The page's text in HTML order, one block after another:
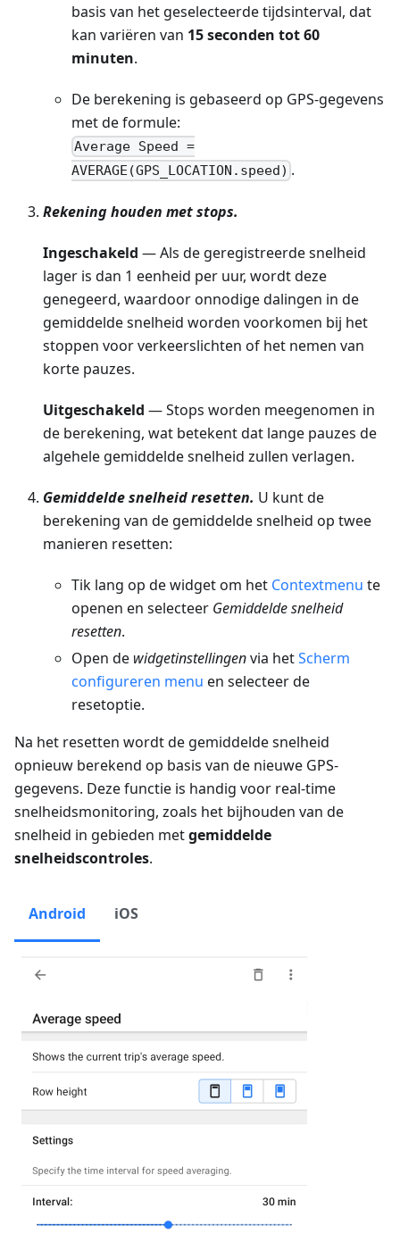
basis van het geselecteerde tijdsinterval, dat
kan variëren van 15 seconden tot 60
minuten.
De berekening is gebaseerd op GPS-gegevens
met de formule:
Average Speed =
AVERAGE(GPS_LOCATION.speed) .
Rekening houden met stops.
Ingeschakeld — Als de geregistreerde snelheid
lager is dan 1 eenheid per uur, wordt deze
genegeerd, waardoor onnodige dalingen in de
gemiddelde snelheid worden voorkomen bij het
stoppen voor verkeerslichten of het nemen van
korte pauzes.
Uitgeschakeld — Stops worden meegenomen in
de berekening, wat betekent dat lange pauzes de
algehele gemiddelde snelheid zullen verlagen.
Gemiddelde snelheid resetten. U kunt de
berekening van de gemiddelde snelheid op twee
manieren resetten:
Tik lang op de widget om het Contextmenu te
openen en selecteer Gemiddelde snelheid
resetten.
Open de widgetinstellingenvia hetScherm
configureren menu en selecteer de
resetoptie.
Na het resetten wordt de gemiddelde snelheid
opnieuw berekend op basis van de nieuwe GPS-
gegevens. Deze functie is handig voor real-time
snelheidsmonitoring, zoals het bijhouden van de
snelheid in gebieden metgemiddelde
snelheidscontroles.
Android iOS